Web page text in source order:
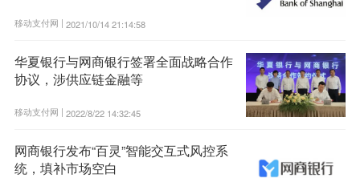
移动支付网 | 2021/10/14 21:14:58
华夏银行与网商银行签署全面战略合作
协议，涉供应链金融等
移动支付网 | 2022/8/22 14:32:45
网商银行发布“百灵”智能交互式风控系
统，填补市场空白